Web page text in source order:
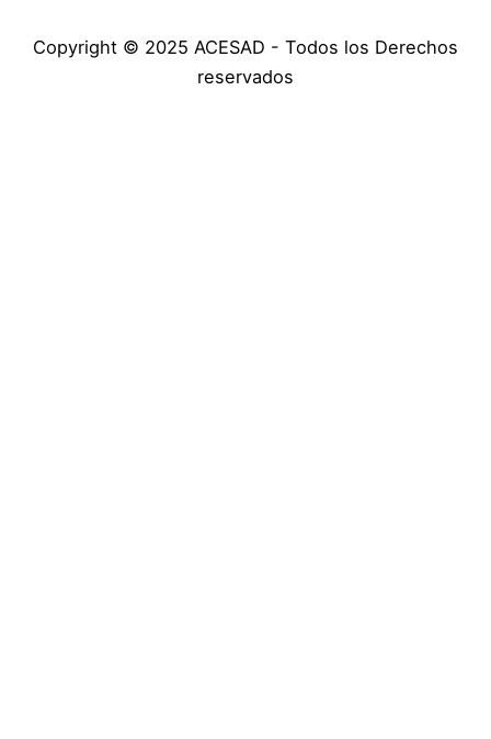
Copyright © 2025 ACESAD - Todos los Derechos
reservados